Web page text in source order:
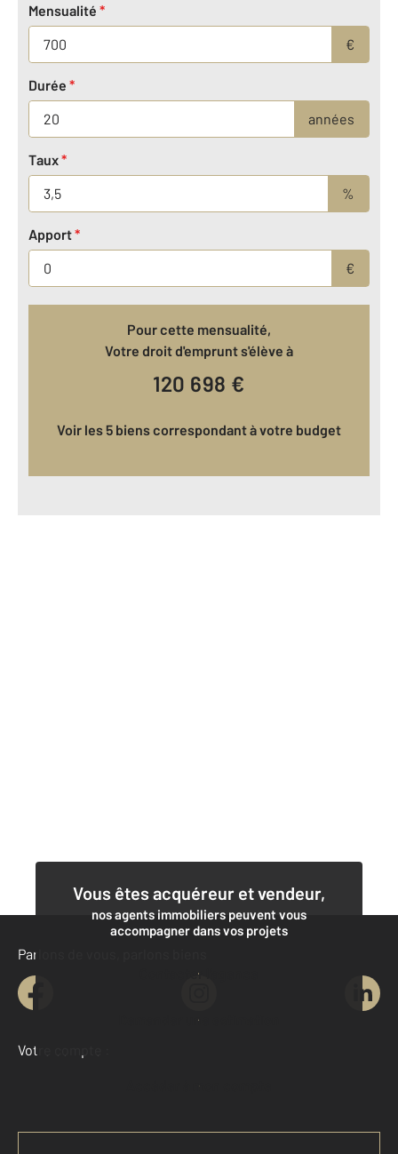
Mensualité *
€
Durée *
années
Taux*
%
Apport*
€
Pour cette mensualité,
Votre droit d'emprunt s'élève à
120 698 €
Voir les 5 biens correspondant à votre budget
Vous êtes acquéreur et vendeur,
nos agents immobiliers peuvent vous
accompagner dans vos projets
Contacter l'agence
Demander une estimation
Parlons de vous, parlons biens
Votre compte :
Accéder à mon compte